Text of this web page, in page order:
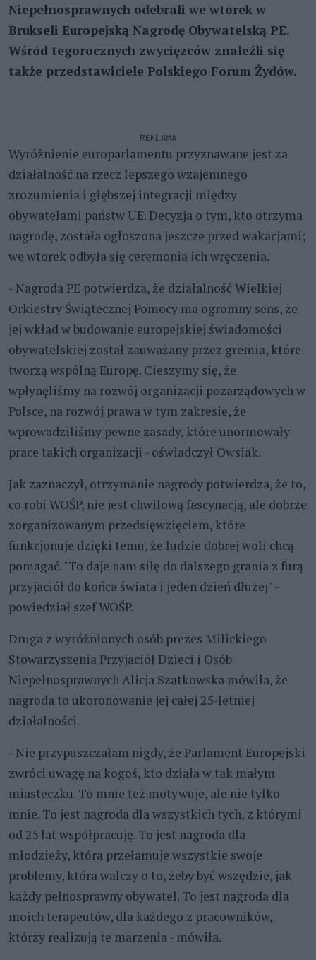
Niepełnosprawnych odebrali we wtorek w
Brukseli Europejską Nagrodę Obywatelską PE.
Wśród tegorocznych zwycięzców znaleźli się
także przedstawiciele Polskiego Forum Żydów.
REKLAMA
Wyróżnienie europarlamentu przyznawane jest za
działalność na rzecz lepszego wzajemnego
zrozumienia i głębszej integracji między
obywatelami państw UE. Decyzja o tym, kto otrzyma
nagrodę, została ogłoszona jeszcze przed wakacjami;
we wtorek odbyła się ceremonia ich wręczenia.
- Nagroda PE potwierdza, że działalność Wielkiej
Orkiestry Świątecznej Pomocy ma ogromny sens, że
jej wkład w budowanie europejskiej świadomości
obywatelskiej został zauważany przez gremia, które
tworzą wspólną Europę. Cieszymy się, że
wpłynęliśmy na rozwój organizacji pozarządowych w
Polsce, na rozwój prawa w tym zakresie, że
wprowadziliśmy pewne zasady, które unormowały
prace takich organizacji - oświadczył Owsiak.
Jak zaznaczył, otrzymanie nagrody potwierdza, że to,
co robi WOŚP, nie jest chwilową fascynacją, ale dobrze
zorganizowanym przedsięwzięciem, które
funkcjonuje dzięki temu, że ludzie dobrej woli chcą
pomagać. "To daje nam siłę do dalszego grania z furą
przyjaciół do końca świata i jeden dzień dłużej" -
powiedział szef WOŚP.
Druga z wyróżnionych osób prezes Milickiego
Stowarzyszenia Przyjaciół Dzieci i Osób
Niepełnosprawnych Alicja Szatkowska mówiła, że
nagroda to ukoronowanie jej całej 25-letniej
działalności.
- Nie przypuszczałam nigdy, że Parlament Europejski
zwróci uwagę na kogoś, kto działa w tak małym
miasteczku. To mnie też motywuje, ale nie tylko
mnie. To jest nagroda dla wszystkich tych, z którymi
od 25 lat współpracuję. To jest nagroda dla
młodzieży, która przełamuje wszystkie swoje
problemy, która walczy o to, żeby być wszędzie, jak
każdy pełnosprawny obywatel. To jest nagroda dla
moich terapeutów, dla każdego z pracowników,
którzy realizują te marzenia - mówiła.